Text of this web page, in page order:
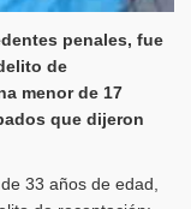
penales, fue
de
menor de 17
que dijeron
33 años de edad,